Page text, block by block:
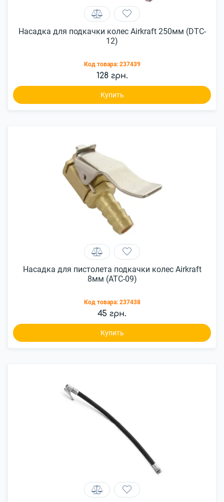
Насадка для подкачки колес Airkraft 250мм (DTC-
12)
Код товара: 237439
128 грн.
Купить
Насадка для пистолета подкачки колес Airkraft
8мм (ATC-09)
Код товара: 237438
45 грн.
Купить